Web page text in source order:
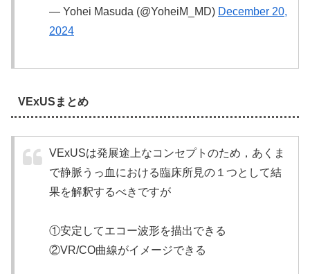
— Yohei Masuda (@YoheiM_MD) December 20,
2024
VExUSまとめ
VExUSは発展途上なコンセプトのため，あくま
で静脈うっ血における臨床所見の１つとして結
果を解釈するべきですが
①安定してエコー波形を描出できる
②VR/CO曲線がイメージできる